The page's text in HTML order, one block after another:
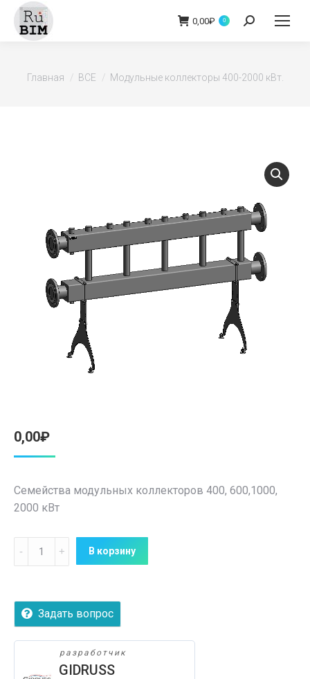
0,00₽ 0 Поиск:
Вы здесь:
Главная ВСЕ Модульные коллекторы 400-2000 кВт.
0,00₽
Семейства модульных коллекторов 400, 600,1000,
2000 кВт
Количество
2000
кВт.
В корзину
Задать вопрос
разработчик
GIDRUSS